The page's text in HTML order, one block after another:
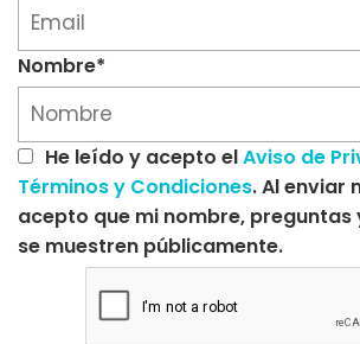
Nombre*
He leído y acepto elAviso de
Términos y Condiciones. Al enviar
acepto que mi nombre,
se muestren públicamente.